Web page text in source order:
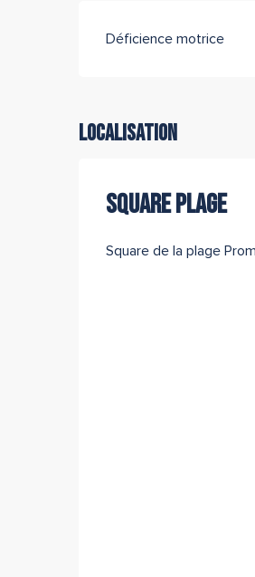
Déficience motrice
Localisation
SQUARE PLAGE
Square de la plage